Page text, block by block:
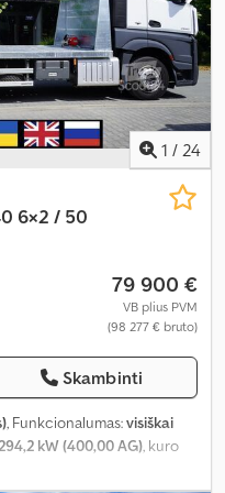
1 / 24
6×2 / 50
79 900 €
VB plius PVM
(98 277 € bruto)
Skambinti
, Funkcionalumas:visiškai
kW (400,00 AG), kuro
kg